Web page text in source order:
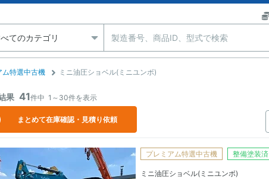
ム特選中古機 ミニ油圧ショベル(ミニユンボ)
まとめて在庫確認・見積り依頼
果 41件中 1～30件を表示
プレミアム特選中古機 整備塗装済
ミニ油圧ショベル(ミニユンボ)